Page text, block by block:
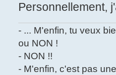
Personnellement,
- ... M'enfin, tu veux
ou NON !
- NON !!
- M'enfin, c'est pas